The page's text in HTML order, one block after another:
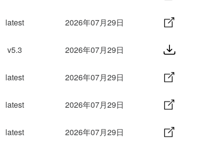
latest 2026年07月29日
v5.3 2026年07月29日
latest 2026年07月29日
latest 2026年07月29日
latest 2026年07月29日